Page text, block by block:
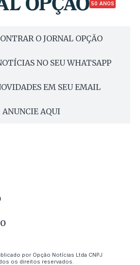
50 ANOS
O JORNAL OPÇÃO
NO SEU WHATSAPP
EM SEU EMAIL
ANUNCIE AQUI
por Opção Notícias Ltda CNPJ
os direitos reservados.